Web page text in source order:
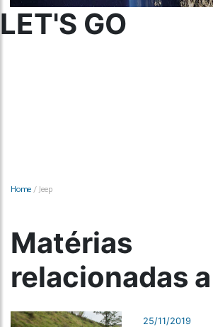
LET'S GO
Home / Jeep
Matérias
relacionadas
25/11/2019